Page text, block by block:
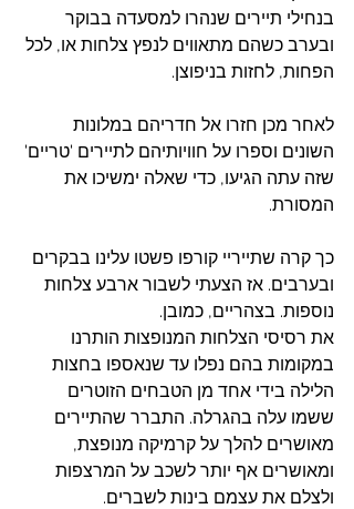
בנחילי תיירים שנהרו למסעדה בבוקר
ובערב כשהם מתאווים לנפץ צלחות או, לכל
הפחות, לחזות בניפוצן.
לאחר מכן חזרו אל חדריהם במלונות
השונים וספרו על חוויותיהם לתיירים 'טריים'
שזה עתה הגיעו, כדי שאלה ימשיכו את
המסורת.
כך קרה שתייריי קורפו פשטו עלינו בבקרים
ובערבים. אז הצעתי לשבור ארבע צלחות
נוספות. בצהריים, כמובן.
את רסיסי הצלחות המנופצות הותרנו
במקומות בהם נפלו עד שנאספו בחצות
הלילה בידי אחד מן הטבחים הזוטרים
ששמו עלה בהגרלה. התברר שהתיירים
מאושרים להלך על קרמיקה מנופצת,
ומאושרים אף יותר לשכב על המרצפות
ולצלם את עצמם בינות לשברים.